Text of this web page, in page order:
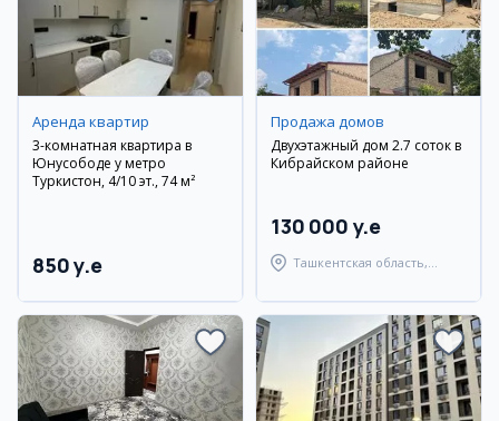
Аренда квартир
3-комнатная квартира в
Юнусободе у метро
Туркистон, 4/10 эт., 74 м²
850 y.e
Продажа домов
Двухэтажный дом 2.7 соток в
Кибрайском районе
130 000 y.e
Ташкентская область,